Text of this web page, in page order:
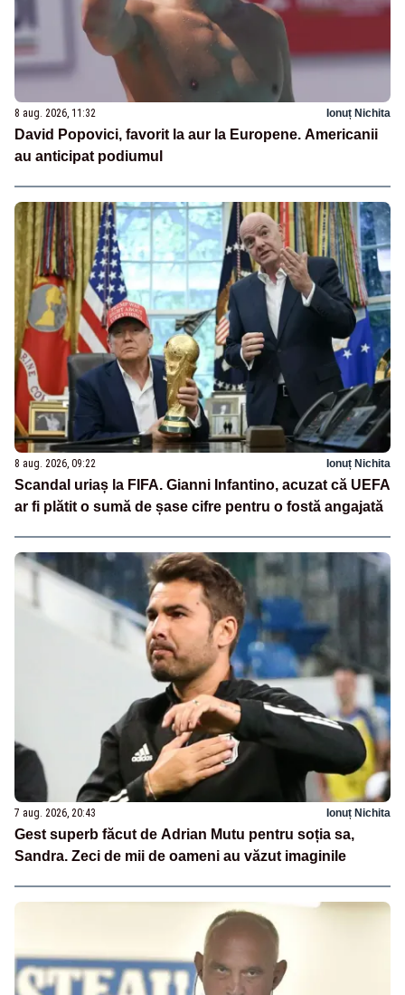
8 aug. 2026, 11:32 Ionuț Nichita
David Popovici, favorit la aur la Europene. Americanii
au anticipat podiumul
8 aug. 2026, 09:22 Ionuț Nichita
Scandal uriaș la FIFA. Gianni Infantino, acuzat că UEFA
ar fi plătit o sumă de șase cifre pentru o fostă angajată
7 aug. 2026, 20:43 Ionuț Nichita
Gest superb făcut de Adrian Mutu pentru soția sa,
Sandra. Zeci de mii de oameni au văzut imaginile